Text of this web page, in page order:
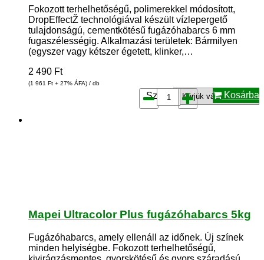
Fokozott terhelhetőségű, polimerekkel módosított,
DropEffectŽ technológiával készült vízlepergető
tulajdonságú, cementkötésű fugázóhabarcs 6 mm
fugaszélességig. Alkalmazási területek: Bármilyen
(egyszer vagy kétszer égetett, klinker,…
2 490 Ft
(1 961 Ft + 27% ÁFA) / db
Szín*: Kosárba
Mapei Ultracolor Plus fugázóhabarcs 5kg
Fugázóhabarcs, amely ellenáll az időnek. Új színek
minden helyiségbe. Fokozott terhelhetőségű,